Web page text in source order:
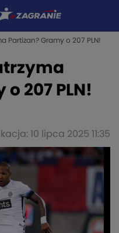
Partizan? Gramy o 207 PLN!
207 PLN!
10 lipca 2025 11:35